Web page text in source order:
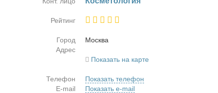
Рейтинг
Город
Москва
Адрес
Показать на карте
Телефон
Показать телефон
E-mail
Показать e-mail